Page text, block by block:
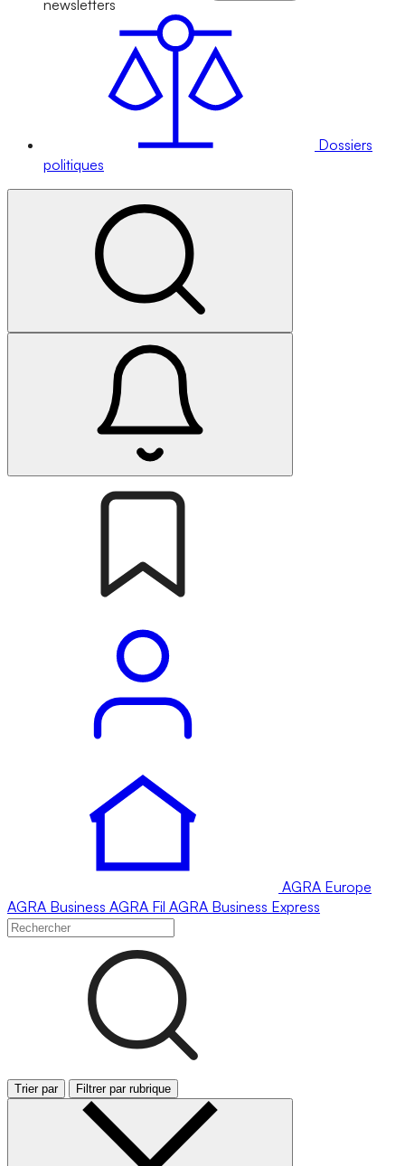
newsletters
Dossiers
politiques
AGRA Europe
AGRA Business AGRA Fil AGRA Business Express
Trier par Filtrer par rubrique